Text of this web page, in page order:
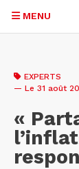
contenu
MENU
EXPERTS
— Le 31 août
«